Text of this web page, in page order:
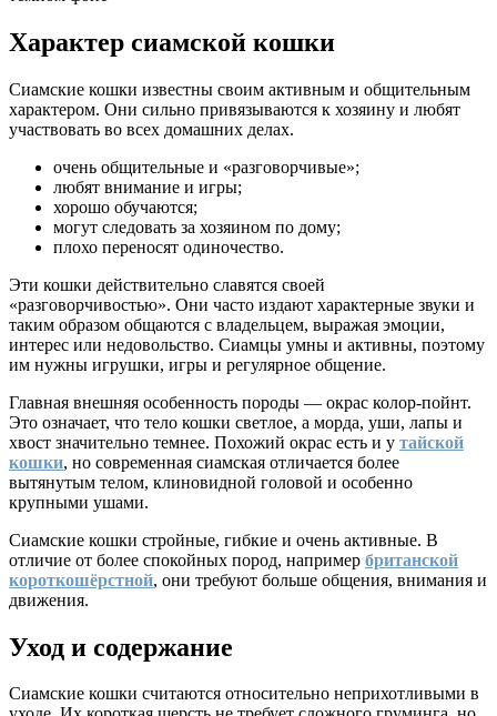
Характер сиамской кошки
Сиамские кошки известны своим активным и общительным
характером. Они сильно привязываются к хозяину и любят
участвовать во всех домашних делах.
очень общительные и «разговорчивые»;
любят внимание и игры;
хорошо обучаются;
могут следовать за хозяином по дому;
плохо переносят одиночество.
Эти кошки действительно славятся своей
«разговорчивостью». Они часто издают характерные звуки и
таким образом общаются с владельцем, выражая эмоции,
интерес или недовольство. Сиамцы умны и активны, поэтому
им нужны игрушки, игры и регулярное общение.
Главная внешняя особенность породы — окрас колор-пойнт.
Это означает, что тело кошки светлое, а морда, уши, лапы и
хвост значительно темнее. Похожий окрас есть и у тайской
кошки, но современная сиамская отличается более
вытянутым телом, клиновидной головой и особенно
крупными ушами.
Сиамские кошки стройные, гибкие и очень активные. В
отличие от более спокойных пород, например британской
короткошёрстной, они требуют больше общения, внимания и
движения.
Уход и содержание
Сиамские кошки считаются относительно неприхотливыми в